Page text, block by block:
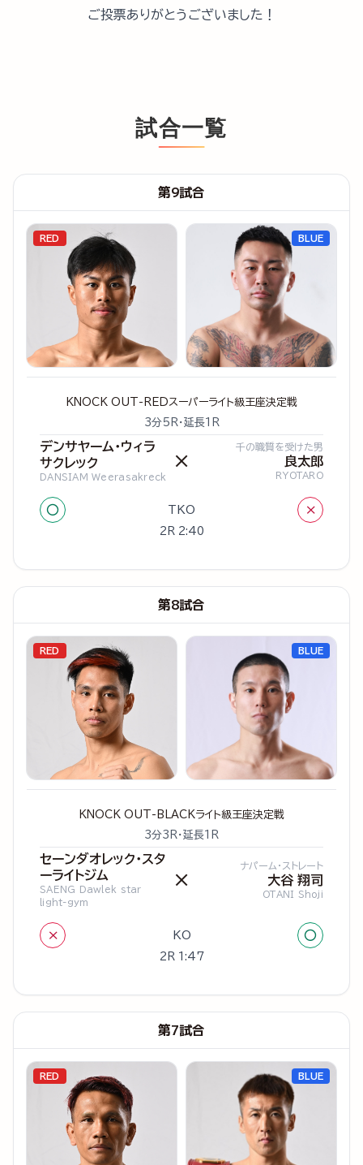
ご投票ありがとうございました！
試合一覧
第9試合
RED
KNOCK OUT-REDスーパーライト級王座決定戦
3分5R・延長1R
デンサヤーム・ウィラ
サクレック
DANSIAM Weerasakreck
×
千の職質を受けた男
良太郎
RYOTARO
○ TKO ×
2R 2:40
BLUE
第8試合
RED
KNOCK OUT-BLACKライト級王座決定戦
3分3R・延長1R
セーンダオレック・スタ
ーライトジム
SAENG Dawlek star
light-gym
×
ナパーム・ストレート
大谷 翔司
OTANI Shoji
× KO ○
2R 1:47
BLUE
第7試合
RED BLUE